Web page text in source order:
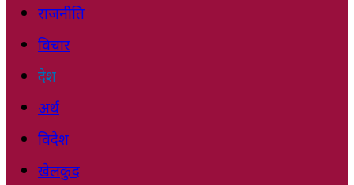
राजनीति
विचार
देश
अर्थ
विदेश
खेलकुद